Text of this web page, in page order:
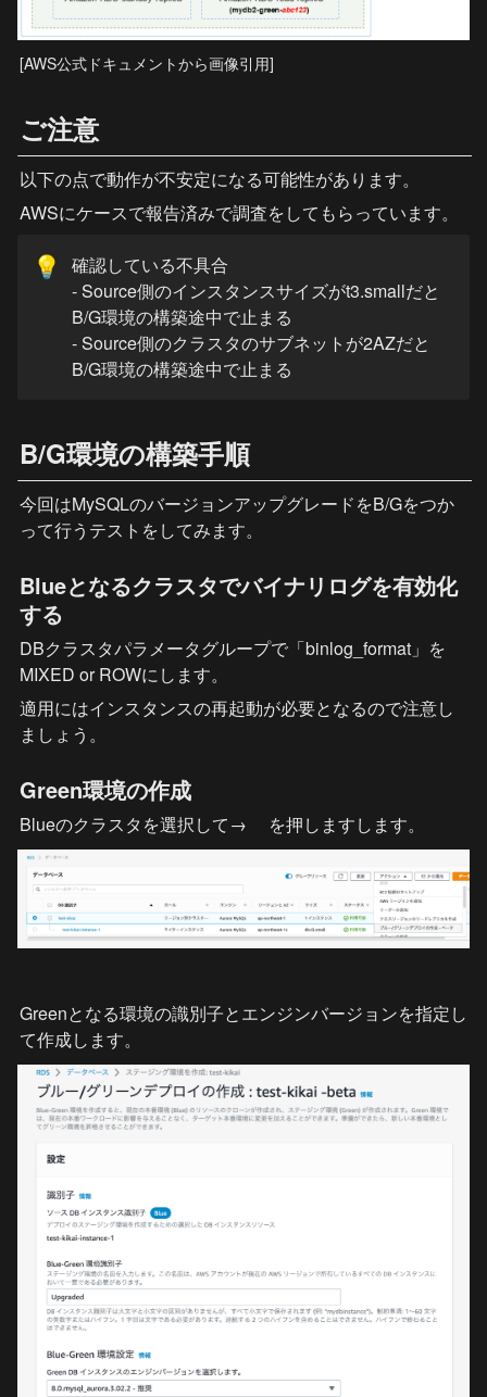
[AWS公式ドキュメントから画像引用]
ご注意
以下の点で動作が不安定になる可能性があります。
AWSにケースで報告済みで調査をしてもらっています。
💡
確認している不具合
- Source側のインスタンスサイズがt3.smallだと
B/G環境の構築途中で止まる
- Source側のクラスタのサブネットが2AZだと
B/G環境の構築途中で止まる
B/G環境の構築手順
今回はMySQLのバージョンアップグレードをB/Gをつか
って行うテストをしてみます。
Blueとなるクラスタでバイナリログを有効化
する
DBクラスタパラメータグループで「binlog_format」を
MIXED or ROWにします。
適用にはインスタンスの再起動が必要となるので注意し
ましょう。
Green環境の作成
Blueのクラスタを選択して→ を押しますします。
Greenとなる環境の識別子とエンジンバージョンを指定し
て作成します。